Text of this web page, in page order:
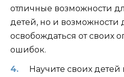
отличные возможности
детей, но и возможности
освобождаться от своих
ошибок.
Научите своих детей